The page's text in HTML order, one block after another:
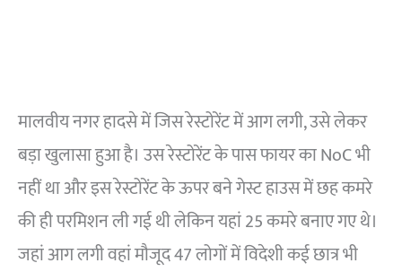
मालवीय नगर हादसे में जिस रेस्टोरेंट में आग लगी, उसे लेकर
बड़ा खुलासा हुआ है। उस रेस्टोरेंट के पास फायर का NoC भी
नहीं था और इस रेस्टोरेंट के ऊपर बने गेस्ट हाउस में छह कमरे
की ही परमिशन ली गई थी लेकिन यहां 25 कमरे बनाए गए थे।
जहां आग लगी वहां मौजूद 47 लोगों में विदेशी कई छात्र भी